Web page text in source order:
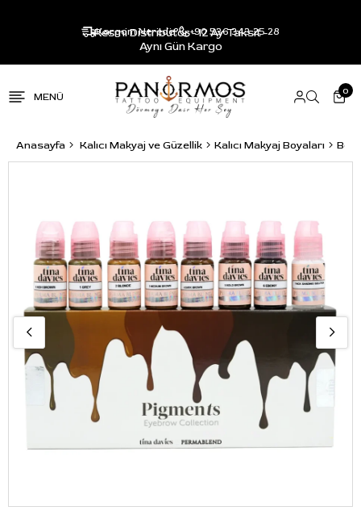
Resmi Distribütör - 12 Ay Taksit -
Aynı Gün Kargo
Kargom Nerede? +90 536 343 25 28
0
Anasayfa Kalıcı Makyaj ve Güzellik Kalıcı Makyaj Boyaları